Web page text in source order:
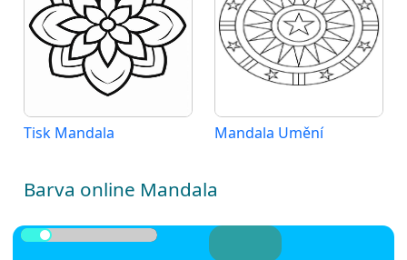
Tisk Mandala Mandala Umění
Barva online Mandala